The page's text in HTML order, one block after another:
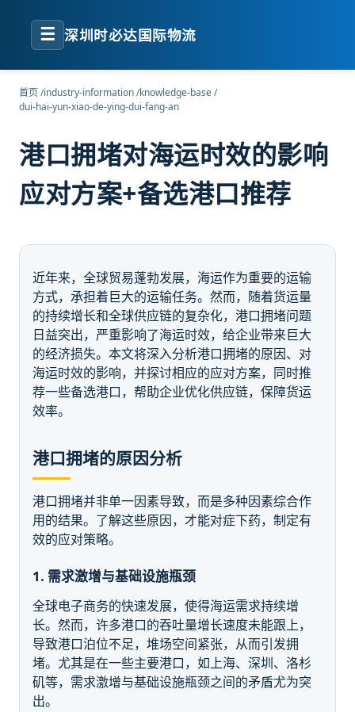
☰ 深圳时必达国际物流
首页/industry-information/knowledge-base/
dui-hai-yun-xiao-de-ying-dui-fang-an
港口拥堵对海运时效的影响
应对方案+备选港口推荐
近年来，全球贸易蓬勃发展，海运作为重要的运输
方式，承担着巨大的运输任务。然而，随着货运量
的持续增长和全球供应链的复杂化，港口拥堵问题
日益突出，严重影响了海运时效，给企业带来巨大
的经济损失。本文将深入分析港口拥堵的原因、对
海运时效的影响，并探讨相应的应对方案，同时推
荐一些备选港口，帮助企业优化供应链，保障货运
效率。
港口拥堵的原因分析
港口拥堵并非单一因素导致，而是多种因素综合作
用的结果。了解这些原因，才能对症下药，制定有
效的应对策略。
1. 需求激增与基础设施瓶颈
全球电子商务的快速发展，使得海运需求持续增
长。然而，许多港口的吞吐量增长速度未能跟上，
导致港口泊位不足，堆场空间紧张，从而引发拥
堵。尤其是在一些主要港口，如上海、深圳、洛杉
矶等，需求激增与基础设施瓶颈之间的矛盾尤为突
出。